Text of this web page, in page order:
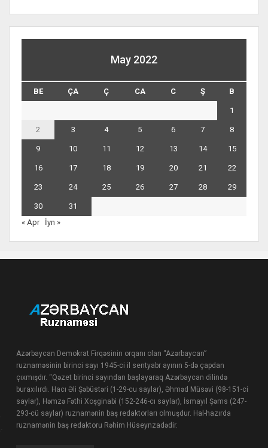
May 2022
BE ÇA Ç CA C Ş B
1
2 3 4 5 6 7 8
9 10 11 12 13 14 15
16 17 18 19 20 21 22
23 24 25 26 27 28 29
30
31
« Apr
İyn »
Azərbaycan Demokrat Firqəsinin orqanı olan “Azərbaycan”
ruznaməsinin birinci sayı 1945-ci il sentyabr ayının 5-də çapdan
çıxmışdır. “Qəzet birinci sayından başlayaraq Azərbaycan dilində
buraxılırdı. Hacı Əli Şəbüstəri (1-29-cu saylar), Əhməd Müsəvi (98-151-ci
saylar), Həmzə Fəthi Xoşginabi (152-246-cı saylar), İsmayıl Şəms (247-
293-cü saylar) ruznamənin baş redaktorları olmuşdur. Hal-hazırda
ruznamənin baş redaktoru Rəhim Hüseynzadədir.